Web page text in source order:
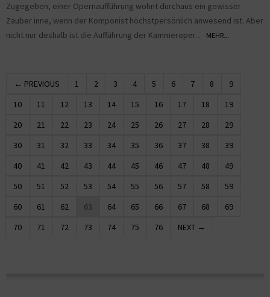
Zugegeben, einer Opernaufführung wohnt durchaus ein gewisser
Zauber inne, wenn der Komponist höchstpersönlich anwesend ist. Aber
nicht nur deshalb ist die Aufführung der Kammeroper...
MEHR...
← PREVIOUS 1 2 3 4 5 6 7 8
9
10
11 12 13 14 15 16 17 18
19
20
21 22 23 24 25 26 27 28
29
30
31 32 33 34 35 36 37 38
39
40
41 42 43 44 45 46 47 48
49
50
51 52 53 54 55 56 57 58
59
60
61 62 63 64 65 66 67 68
69
70
71 72 73 74 75 76 NEXT →